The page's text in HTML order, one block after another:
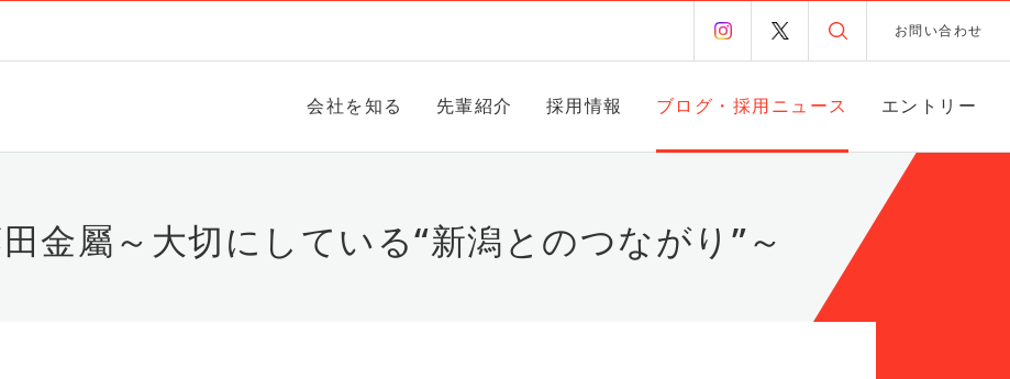
会社を知る 先輩紹介 採用情報 ブログ・採用ニュース エントリー
お問い合わせ
金屬～大切にしている“新潟とのつながり”～